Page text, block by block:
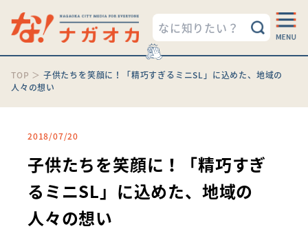
TOP ＞ 子供たちを笑顔に！「精巧すぎるミニSL」に込めた、地域の
人々の想い
2018/07/20
子供たちを笑顔に！「精巧すぎ
るミニSL」に込めた、地域の
人々の想い